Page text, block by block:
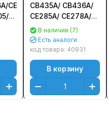
CE285A/725
725
CB435A/ CB436A/
CE285A/ CE278A/
Canon 712/ 713/
725/ 728/ 726 для
HP LJ P1005
(2000стр.)
В наличии (7)
Есть аналоги
код товара: 40931
В корзину